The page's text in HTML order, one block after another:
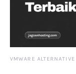
VMWARE ALTERNATIVE